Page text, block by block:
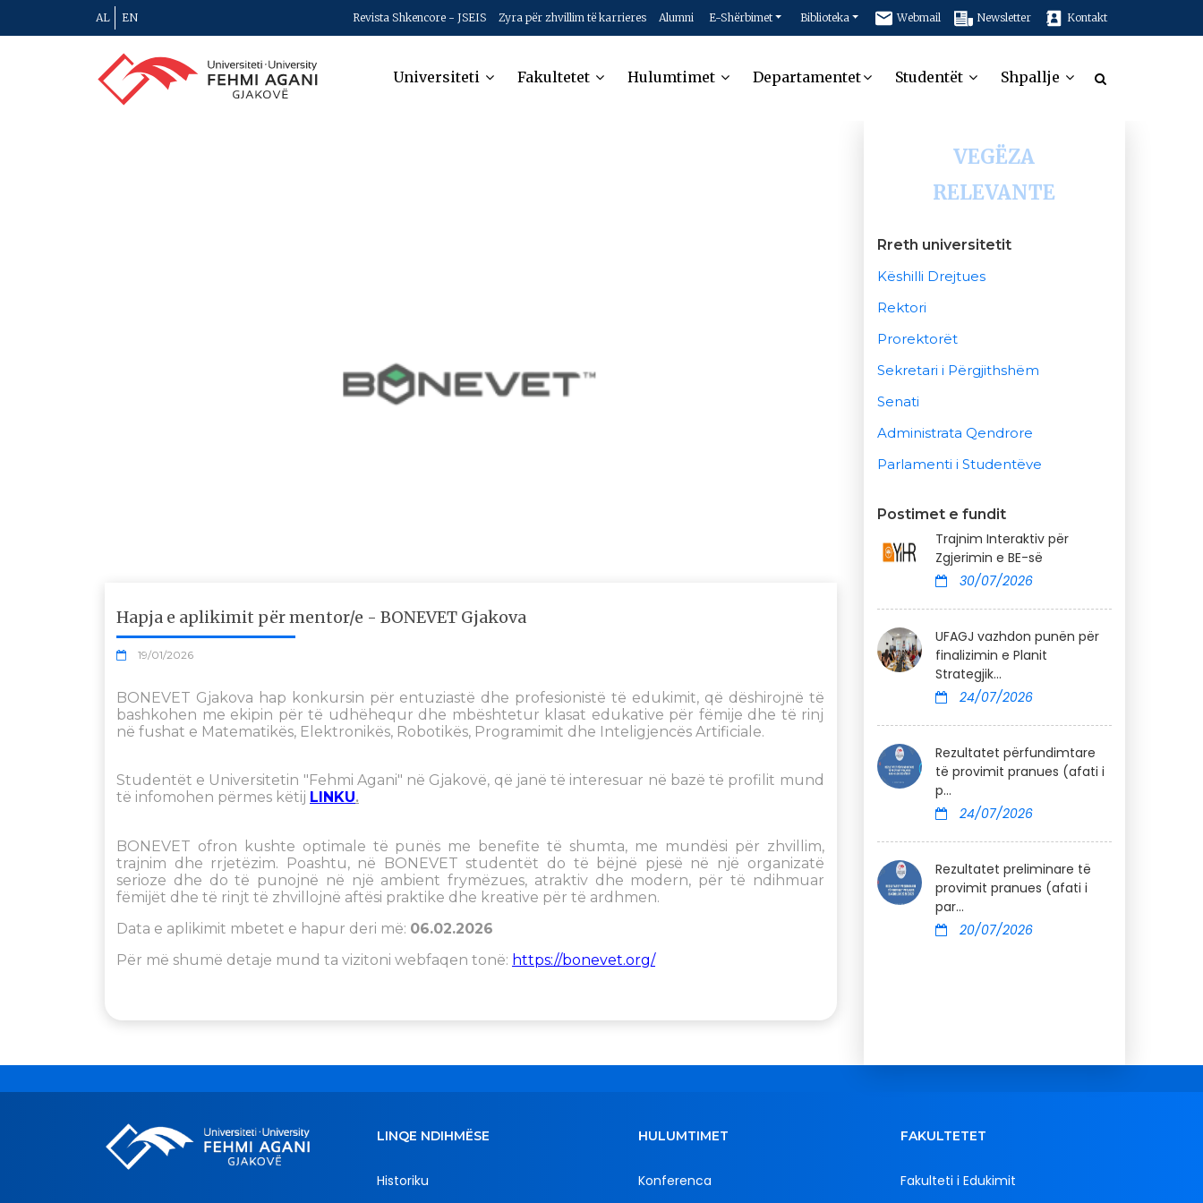
AL EN Revista Shkencore - JSEIS Zyra për zhvillim të karrieres Alumni E-Shërbimet Biblioteka Webmail Newsletter Kontakt
Universiteti Fakultetet Hulumtimet Departamentet Studentët Shpallje
Hapja e aplikimit për mentor/e - BONEVET Gjakova
19/01/2026
BONEVET Gjakova hap konkursin për entuziastë dhe profesionistë të edukimit, që dëshirojnë të
bashkohen me ekipin për të udhëhequr dhe mbështetur klasat edukative për fëmije dhe të rinj
në fushat e Matematikës, Elektronikës, Robotikës, Programimit dhe Inteligjencës Artificiale.
Studentët e Universitetin "Fehmi Agani" në Gjakovë, që janë të interesuar në bazë të profilit mund
të infomohen përmes këtij LINKU.
BONEVET ofron kushte optimale të punës me benefite të shumta, me mundësi për zhvillim,
trajnim dhe rrjetëzim. Poashtu, në BONEVET studentët do të bëjnë pjesë në një organizatë
serioze dhe do të punojnë në një ambient frymëzues, atraktiv dhe modern, për të ndihmuar
fëmijët dhe të rinjt të zhvillojnë aftësi praktike dhe kreative për të ardhmen.
Data e aplikimit mbetet e hapur deri më: 06.02.2026
Për më shumë detaje mund ta vizitoni webfaqen tonë: https://bonevet.org/
VEGËZA
RELEVANTE
Rreth universitetit
Këshilli Drejtues
Rektori
Prorektorët
Sekretari i Përgjithshëm
Senati
Administrata Qendrore
Parlamenti i Studentëve
Postimet e fundit
Trajnim Interaktiv për
Zgjerimin e BE-së
30/07/2026
UFAGJ vazhdon punën për
finalizimin e Planit
Strategjik...
24/07/2026
Rezultatet përfundimtare
të provimit pranues (afati i
p...
24/07/2026
Rezultatet preliminare të
provimit pranues (afati i
par...
20/07/2026
LINQE NDIHMËSE
Historiku
HULUMTIMET
Konferenca
FAKULTETET
Fakulteti i Edukimit